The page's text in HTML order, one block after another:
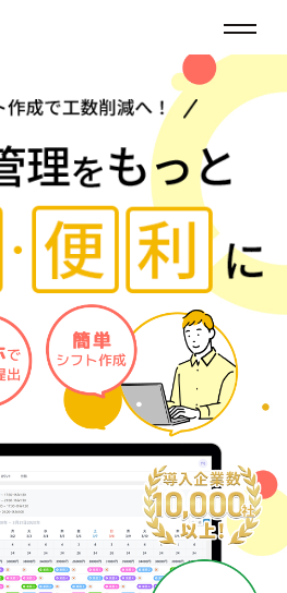
料金プラン
導入事例
よくある質問
無料トライアルを申し込
い合わせはこちら